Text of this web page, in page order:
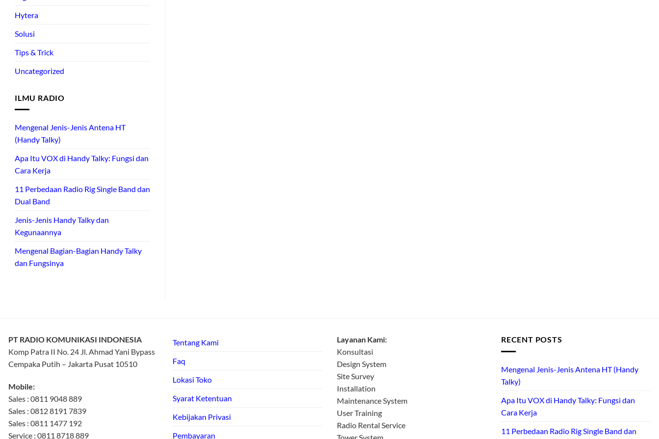
Hytera
Solusi
Tips & Trick
Uncategorized
ILMU RADIO
Mengenal Jenis-Jenis Antena HT
(Handy Talky)
Apa Itu VOX di Handy Talky: Fungsi dan
Cara Kerja
11 Perbedaan Radio Rig Single Band dan
Dual Band
Jenis-Jenis Handy Talky dan
Kegunaannya
Mengenal Bagian-Bagian Handy Talky
dan Fungsinya
PT RADIO KOMUNIKASI INDONESIA
Komp Patra II No. 24 Jl. Ahmad Yani Bypass
Cempaka Putih – Jakarta Pusat 10510
Mobile:
Sales : 0811 9048 889
Sales : 0812 8191 7839
Sales : 0811 1477 192
Service : 0811 8718 889
Tentang Kami
Faq
Lokasi Toko
Syarat Ketentuan
Kebijakan Privasi
Pembayaran
Layanan Kami:
Konsultasi
Design System
Site Survey
Installation
Maintenance System
User Training
Radio Rental Service
RECENT POSTS
Mengenal Jenis-Jenis Antena HT (Handy
Talky)
Apa Itu VOX di Handy Talky: Fungsi dan
Cara Kerja
11 Perbedaan Radio Rig Single Band dan